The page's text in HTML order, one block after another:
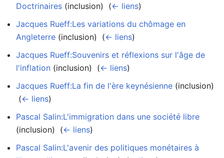
Doctrinaires (inclusion) ‎ (← liens)
Jacques Rueff:Les variations du chômage en
Angleterre (inclusion) ‎ (← liens)
Jacques Rueff:Souvenirs et réflexions sur l'âge de
l'inflation (inclusion) ‎ (← liens)
Jacques Rueff:La fin de l'ère keynésienne (inclusion)
(← liens)
Pascal Salin:L'immigration dans une société libre
(inclusion) ‎ (← liens)
Pascal Salin:L'avenir des politiques monétaires à